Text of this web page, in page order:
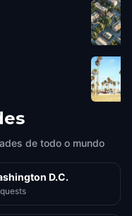
de todo o mundo
D.C.